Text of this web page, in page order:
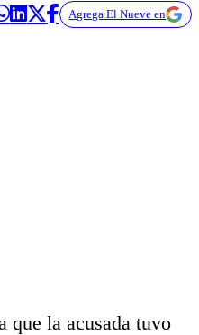
Agrega El Nueve en
que la acusada tuvo